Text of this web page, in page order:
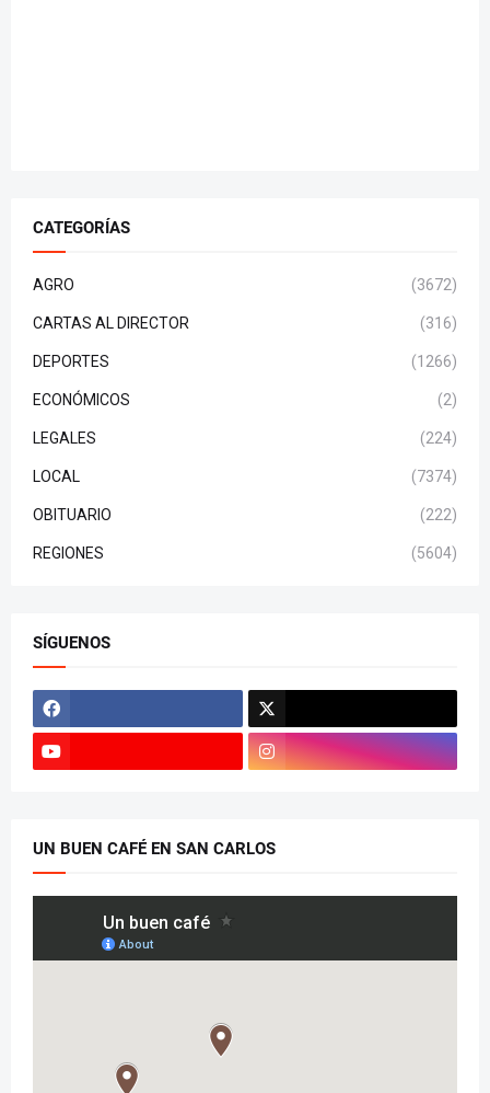
CATEGORÍAS
AGRO (3672)
CARTAS AL DIRECTOR (316)
DEPORTES (1266)
ECONÓMICOS (2)
LEGALES (224)
LOCAL (7374)
OBITUARIO (222)
REGIONES (5604)
SÍGUENOS
UN BUEN CAFÉ EN SAN CARLOS